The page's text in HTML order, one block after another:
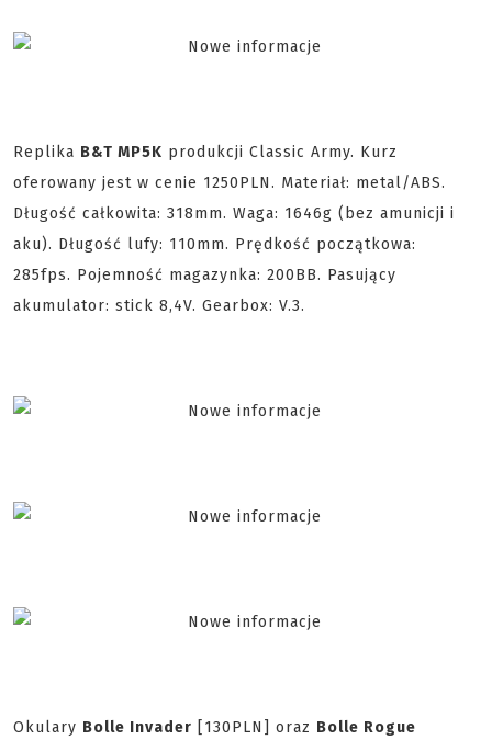
Replika B&T MP5K produkcji Classic Army. Kurz
oferowany jest w cenie 1250PLN. Materiał: metal/ABS.
Długość całkowita: 318mm. Waga: 1646g (bez amunicji i
aku). Długość lufy: 110mm. Prędkość początkowa:
285fps. Pojemność magazynka: 200BB. Pasujący
akumulator: stick 8,4V. Gearbox: V.3.
Okulary Bolle Invader [130PLN] oraz Bolle Rogue